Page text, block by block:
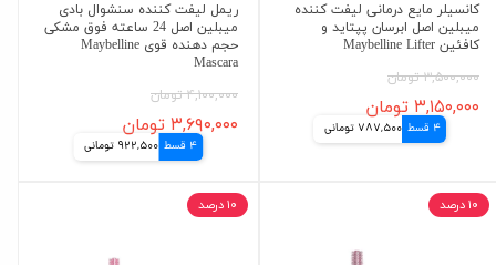
کانسیلر مایع درمانی لیفت کننده
میبلین اصل ابرسان پپتاید و
کافئین Maybelline Lifter
۳,۵۰۰,۰۰۰ تومان
۳,۱۵۰,۰۰۰ تومان
4 قسط 787,500 تومانی
ریمل لیفت کننده سنشوال بادی
میبلین اصل 24 ساعته فوق مشکی
حجم دهنده قوی Maybelline
Mascara
۴,۱۰۰,۰۰۰ تومان
۳,۶۹۰,۰۰۰ تومان
4 قسط 922,500 تومانی
۱۰ درصد ۱۰ درصد